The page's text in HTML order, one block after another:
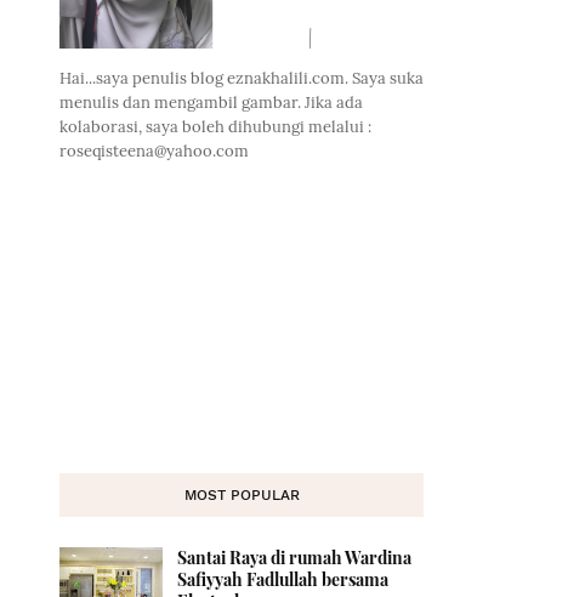
Hai...saya penulis blog eznakhalili.com. Saya suka
menulis dan mengambil gambar. Jika ada
kolaborasi, saya boleh dihubungi melalui :
roseqisteena@yahoo.com
MOST POPULAR
Santai Raya di rumah Wardina
Safiyyah Fadlullah bersama